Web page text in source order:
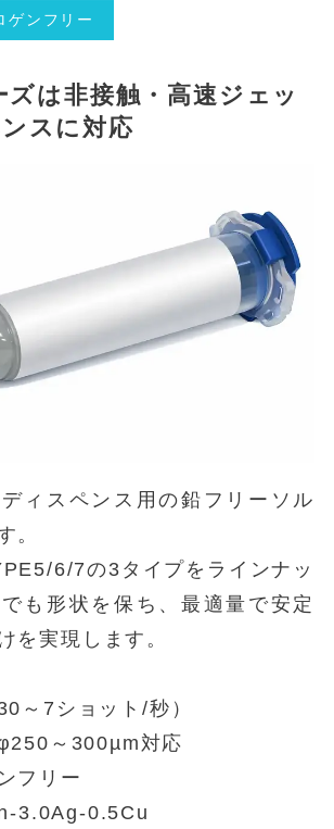
ゲンフリー
ズは非接触・高速ジェッ
スに対応
ィスペンス用の鉛フリーソル
。
6/7の3タイプをラインナッ
も形状を保ち、最適量で安定
を実現します。
～7ショット/秒）
～300µm対応
フリー
3.0Ag-0.5Cu